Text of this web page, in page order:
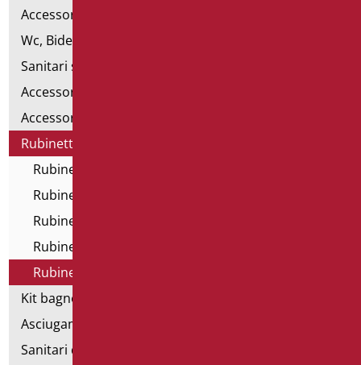
Accessori per Lavabo
Wc, Bidet e pareti attrezzate
Sanitari speciali
Accessori per WC
Accessori bagno
Rubinetteria
Rubinetteria Home
Rubinetti All In One
Rubinetti elettronici
Rubinetti e miscelatori temporizzati
Rubinetteria tecnica
Kit bagno a norma
Asciugamani elettrici
Sanitari d'emergenza